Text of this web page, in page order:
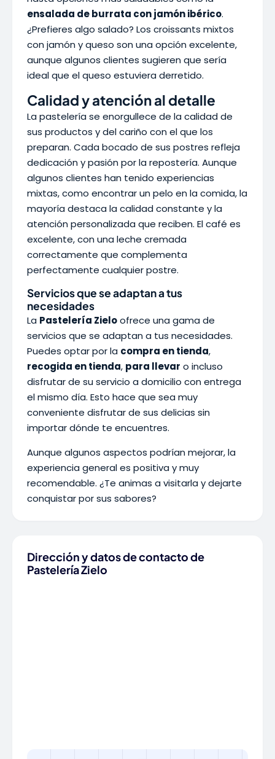
ensalada de burrata con jamón ibérico.
¿Prefieres algo salado? Los croissants mixtos
con jamón y queso son una opción excelente,
aunque algunos clientes sugieren que sería
ideal que el queso estuviera derretido.
Calidad y atención al detalle
La pastelería se enorgullece de la calidad de
sus productos y del cariño con el que los
preparan. Cada bocado de sus postres refleja
dedicación y pasión por la repostería. Aunque
algunos clientes han tenido experiencias
mixtas, como encontrar un pelo en la comida, la
mayoría destaca la calidad constante y la
atención personalizada que reciben. El café es
excelente, con una leche cremada
correctamente que complementa
perfectamente cualquier postre.
Servicios que se adaptan a tus
necesidades
La Pastelería Zieloofrece una gama de
servicios que se adaptan a tus necesidades.
Puedes optar por la compra en tienda,
recogida en tienda, para llevar o incluso
disfrutar de su servicio a domicilio con entrega
el mismo día. Esto hace que sea muy
conveniente disfrutar de sus delicias sin
importar dónde te encuentres.
Aunque algunos aspectos podrían mejorar, la
experiencia general es positiva y muy
recomendable. ¿Te animas a visitarla y dejarte
conquistar por sus sabores?
Dirección y datos de contacto de
Pastelería Zielo